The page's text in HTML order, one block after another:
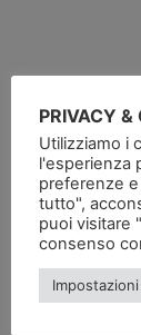
Pubblicatoin
da
Tag:
PRIVACY &
Utilizziamo i
l'esperienza
preferenze
tutto",
puoi visitare
consenso